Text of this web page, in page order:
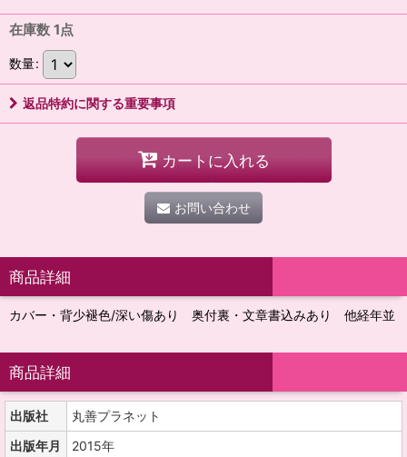
在庫数 1点
数量:
返品特約に関する重要事項
カートに入れる
お問い合わせ
商品詳細
カバー・背少褪色/深い傷あり 奥付裏・文章書込みあり 他経年並
商品詳細
出版社
丸善プラネット
出版年月
2015年